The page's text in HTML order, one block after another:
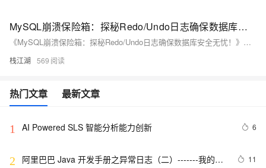
MySQL崩溃保险箱：探秘Redo/Undo日志确保数据库安全无忧！
《MySQL崩溃保险箱：探秘Redo/Undo日志确保数据库安全无忧！》介绍了MySQL中的三种关键日志：二进制日志（Binary Log）、重做日志（Redo Log）和撤销日志（Undo Log）。这些日志确保了数据库的ACID特性，即原子性、一致性、隔离性和持久性。Redo Log记录数据页的物理修改，保证事务持久性；Undo Log记录事务的逆操作，支持回滚和多版本并发控制（MVCC）。文章还详细对比了InnoDB和MyISAM存储引擎在事务支持、锁定机制、并发性等方面的差异，强调了InnoDB在高并发和事务处理中的优势。通过这些机制，MySQL能够在事务执行、崩溃和恢复过程中保持
栈江湖 569
热门文章 最新文章
1 AI Powered SLS 智能分析能力创新 6
2
阿里巴巴 Java 开发手册之异常日志（二）-------我的经
11